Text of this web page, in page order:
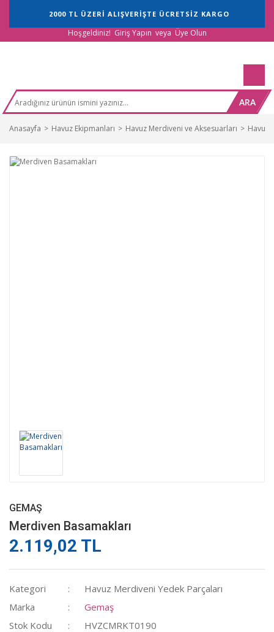
2000 TL ÜZERİ ALIŞVERİŞTE ÜCRETSİZ KARGO
Hoşgeldiniz! Giriş Yapın veya Üye Olun
ARA
Anasayfa Havuz Ekipmanları Havuz Merdiveni ve Aksesuarları Havuz
GEMAŞ
Merdiven Basamakları
2.119,02 TL
Kategori
Havuz Merdiveni Yedek Parçaları
Marka
Gemaş
Stok Kodu
HVZCMRKT0190